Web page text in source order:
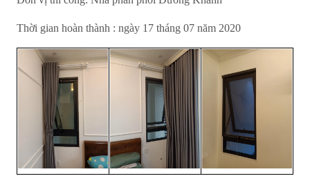
Thời gian hoàn thành : ngày 17 tháng 07 năm 2020